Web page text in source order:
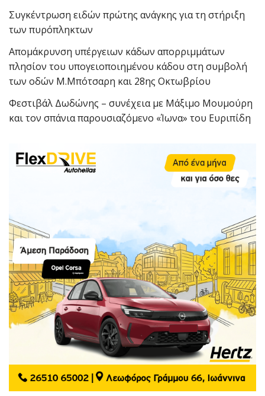
Συγκέντρωση ειδών πρώτης ανάγκης για τη στήριξη
των πυρόπληκτων
Απομάκρυνση υπέργειων κάδων απορριμμάτων
πλησίον του υπογειοποιημένου κάδου στη συμβολή
των οδών Μ.Μπότσαρη και 28ης Οκτωβρίου
Φεστιβάλ Δωδώνης – συνέχεια με Μάξιμο Μουμούρη
και τον σπάνια παρουσιαζόμενο «Ίωνα» του Ευριπίδη